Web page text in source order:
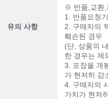
유의 사항
※ 반품,교환,
1. 반품요청
2. 구매자의
훼손된 경우
(단, 상품의
한 경우는 제
3. 포장을 개
가 현저히 감
4. 구매자의
가치가 현저